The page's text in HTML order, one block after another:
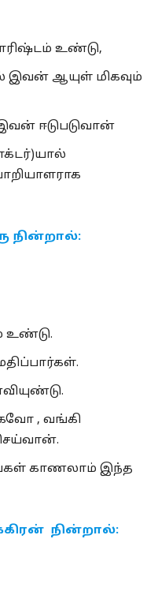
உண்டு,
இவன் ஆயுள் மிகவும்
ஈடுபடுவான்
நின்றால்:
உண்டு.
, வங்கி
காணலாம் இந்த
நின்றால்: